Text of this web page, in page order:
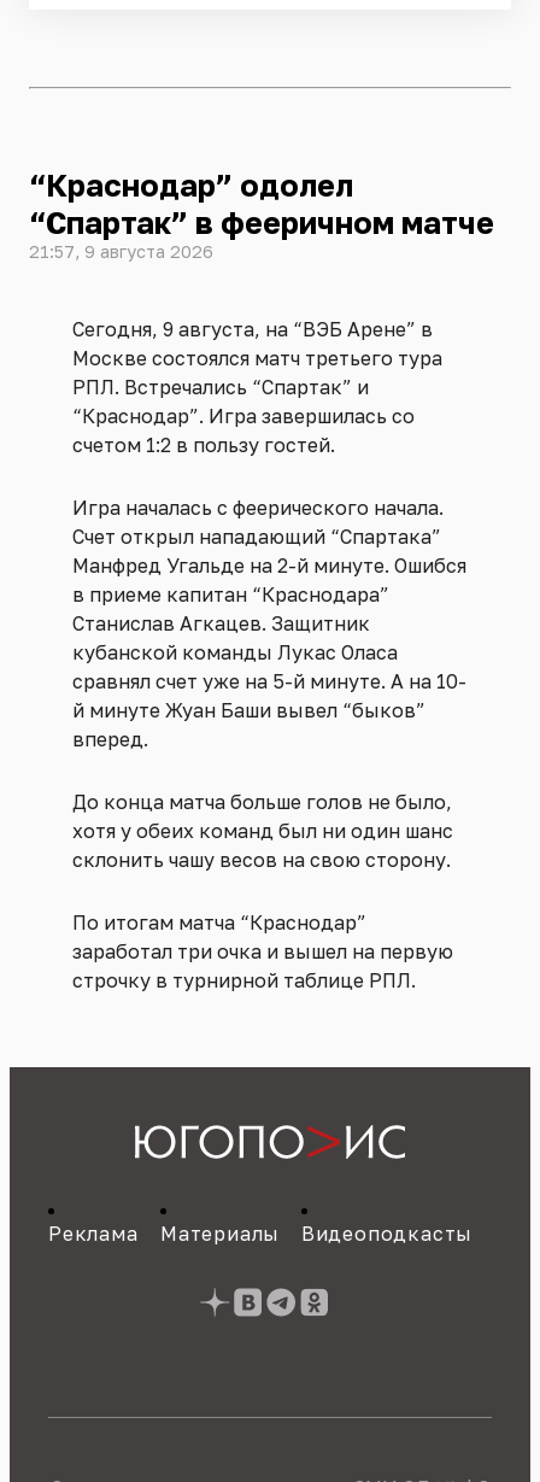
“Краснодар” одолел
“Спартак” в фееричном матче
21:57, 9 августа 2026
Сегодня, 9 августа, на “ВЭБ Арене” в
Москве состоялся матч третьего тура
РПЛ. Встречались “Спартак” и
“Краснодар”. Игра завершилась со
счетом 1:2 в пользу гостей.
Игра началась с феерического начала.
Счет открыл нападающий “Спартака”
Манфред Угальде на 2-й минуте. Ошибся
в приеме капитан “Краснодара”
Станислав Агкацев. Защитник
кубанской команды Лукас Оласа
сравнял счет уже на 5-й минуте. А на 10-
й минуте Жуан Баши вывел “быков”
вперед.
До конца матча больше голов не было,
хотя у обеих команд был ни один шанс
склонить чашу весов на свою сторону.
По итогам матча “Краснодар”
заработал три очка и вышел на первую
строчку в турнирной таблице РПЛ.
Реклама Материалы Видеоподкасты